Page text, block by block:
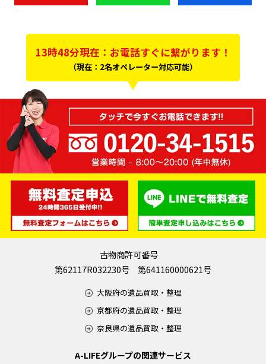
13時48分現在：お電話すぐに繋がります！
（現在：2名オペレーター対応可能）
古物商許可番号
第62117R032230号 第641160000621号
大阪府の遺品買取・整理
京都府の遺品買取・整理
奈良県の遺品買取・整理
A-LIFEグループの関連サービス